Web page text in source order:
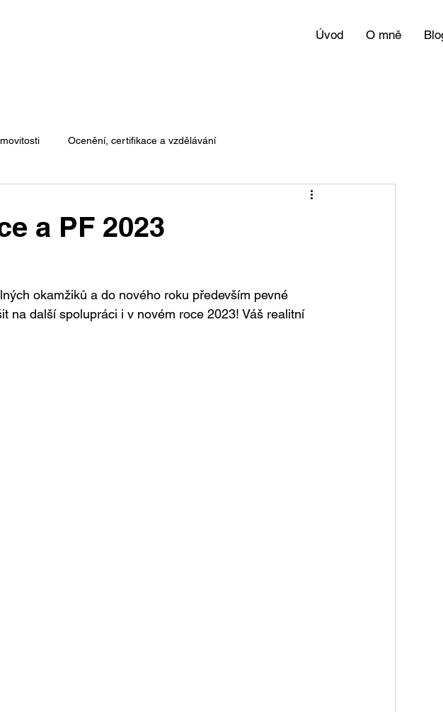
Úvod O mně
Ocenění, certifikace a vzdělávání
a PF 2023
okamžiků a do nového roku především pevné
na další spolupráci i v novém roce 2023! Váš realitní